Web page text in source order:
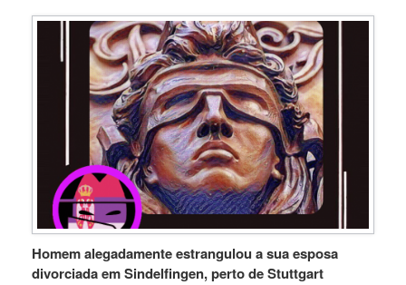
Homem alegadamente estrangulou a sua esposa
divorciada em Sindelfingen, perto de Stuttgart